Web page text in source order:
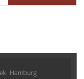
Hamburg